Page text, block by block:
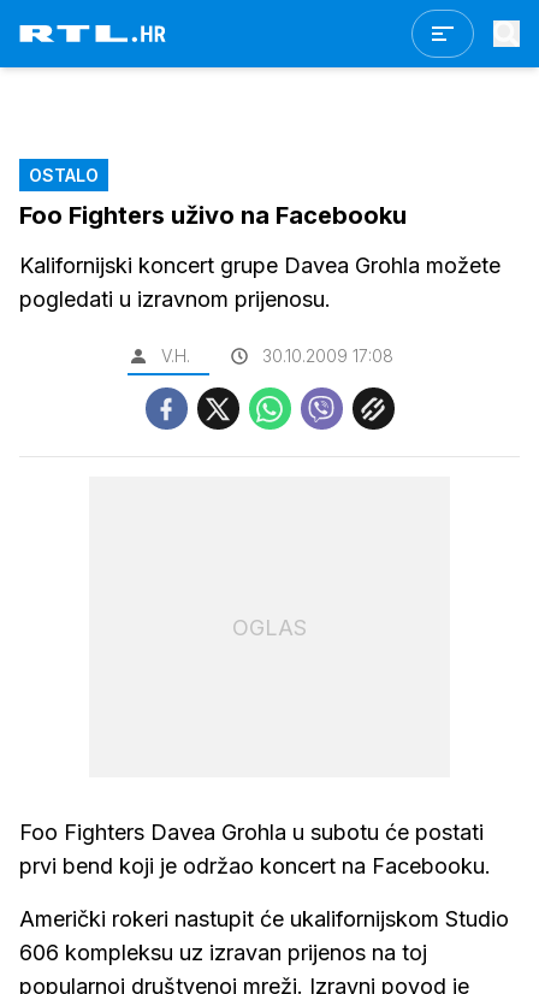
OSTALO
Foo Fighters uživo na Facebooku
Kalifornijski koncert grupe Davea Grohla možete
pogledati u izravnom prijenosu.
V.H. 30.10.2009 17:08
OGLAS
Foo Fighters Davea Grohla u subotu će postati
prvi bend koji je održao koncert na Facebooku.
Američki rokeri nastupit će ukalifornijskom Studio
606 kompleksu uz izravan prijenos na toj
popularnoj društvenoj mreži. Izravni povod je